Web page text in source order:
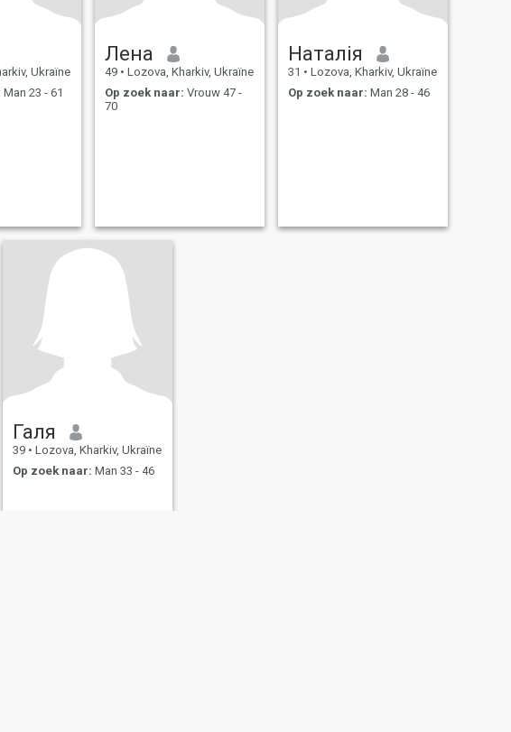
Ukraïne
Man 23 - 61
Лена
49 • Lozova, Kharkiv, Ukraïne
Op zoek naar: Vrouw 47 -
70
Наталія
31 • Lozova, Kharkiv, Ukraïne
Op zoek naar: Man 28 - 46
Галя
39 • Lozova, Kharkiv, Ukraïne
Op zoek naar: Man 33 - 46